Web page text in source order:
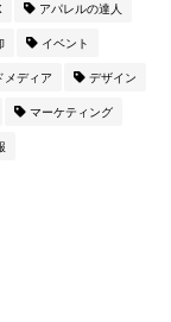
アパレルの達人
イベント
メディア デザイン
マーケティング